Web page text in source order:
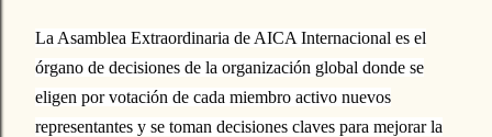
La Asamblea Extraordinaria de AICA Internacional es el
órgano de decisiones de la organización global donde se
eligen por votación de cada miembro activo nuevos
representantes y se toman decisiones claves para mejorar la